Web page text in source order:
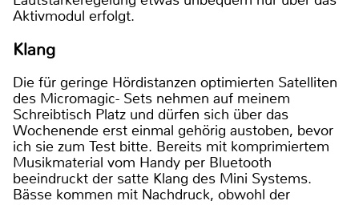
Aktivmodul erfolgt.
Klang
Die für geringe Hördistanzen optimierten Satelliten
des Micromagic- Sets nehmen auf meinem
Schreibtisch Platz und dürfen sich über das
Wochenende erst einmal gehörig austoben, bevor
ich sie zum Test bitte. Bereits mit komprimiertem
Musikmaterial vom Handy per Bluetooth
beeindruckt der satte Klang des Mini Systems.
Bässe kommen mit Nachdruck, obwohl der